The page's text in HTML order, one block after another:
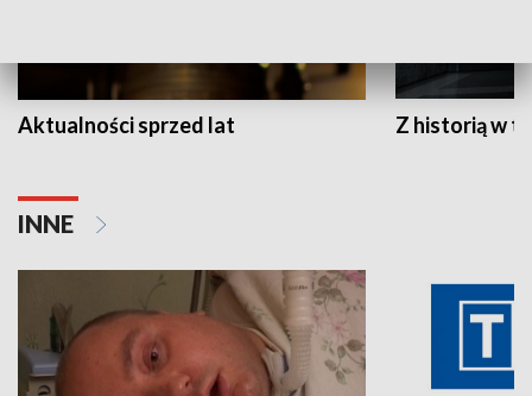
Aktualności sprzed lat Z historią w
INNE